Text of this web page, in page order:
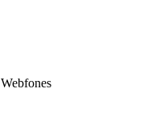
Webfones